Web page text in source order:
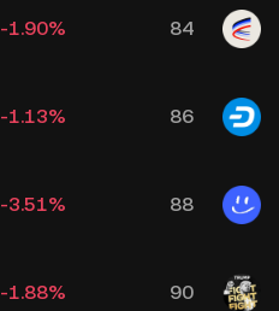
-1.90% 84
-1.13% 86
-3.51% 88
-1.88% 90